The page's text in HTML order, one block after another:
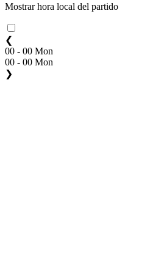
Mostrar hora local del partido
❮
00 - 00 Mon
00 - 00 Mon
❯